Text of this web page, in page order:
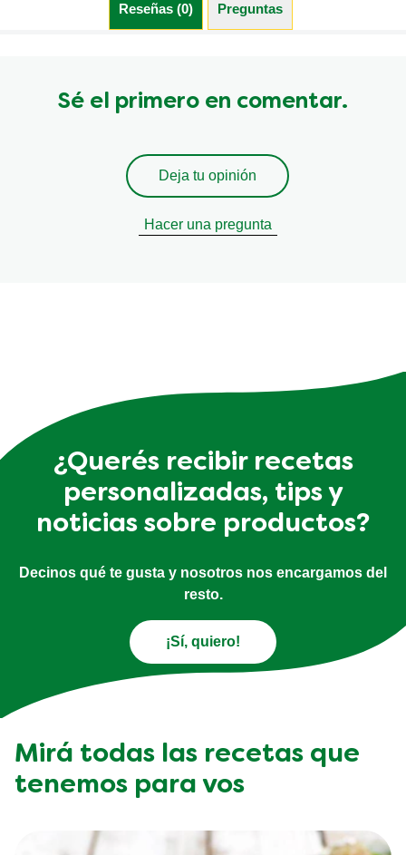
Reseñas (0) Preguntas (0)
Sé el primero en comentar.
Deja tu opinión
Hacer una pregunta
¿Querés recibir recetas
personalizadas, tips y
noticias sobre productos?
Decinos qué te gusta y nosotros nos encargamos del
resto.
¡Sí, quiero!
Mirá todas las recetas que
tenemos para vos